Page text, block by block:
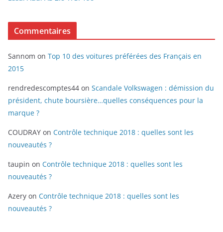
Commentaires
Sannom on Top 10 des voitures préférées des Français en
2015
rendredescomptes44 on Scandale Volkswagen : démission du
président, chute boursière…quelles conséquences pour la
marque ?
COUDRAY on Contrôle technique 2018 : quelles sont les
nouveautés ?
taupin on Contrôle technique 2018 : quelles sont les
nouveautés ?
Azery on Contrôle technique 2018 : quelles sont les
nouveautés ?